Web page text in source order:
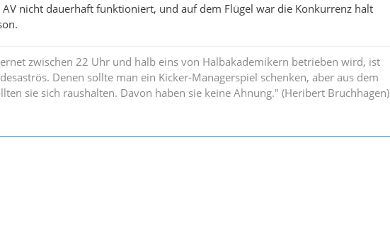
AV nicht dauerhaft funktioniert, und auf dem Flügel war die Konkurrenz halt
zwischen 22 Uhr und halb eins von Halbakademikern betrieben wird, ist
Denen sollte man ein Kicker-Managerspiel schenken, aber aus dem
sie sich raushalten. Davon haben sie keine Ahnung." (Heribert Bruchhagen)